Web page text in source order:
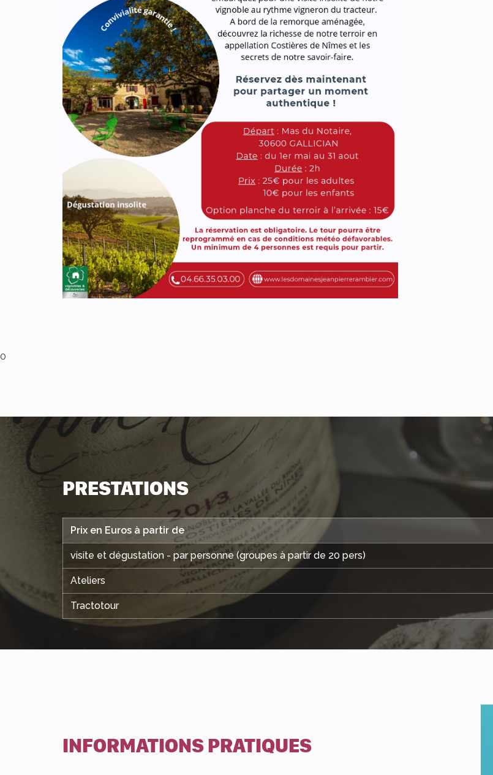
0
PRESTATIONS
Prix en Euros à partir de
visite et dégustation - par personne (groupes à partir de 20 pers)
Ateliers
Tractotour
INFORMATIONS PRATIQUES